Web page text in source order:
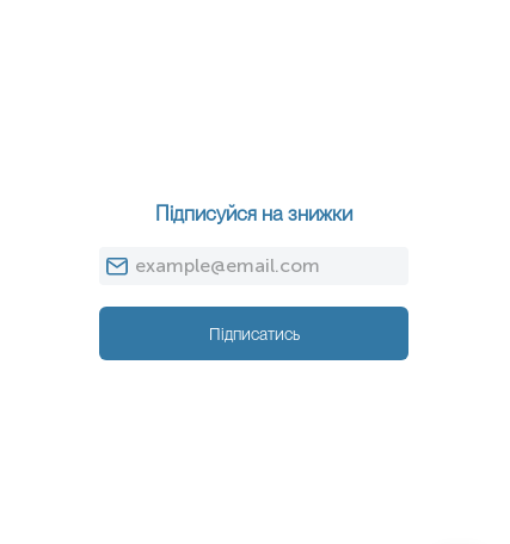
Підписуйся на знижки
Підписатись